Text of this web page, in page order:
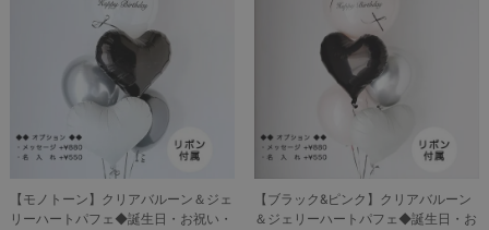
【モノトーン】クリアバルーン＆ジェ
リーハートパフェ◆誕生日・お祝い・
【ブラック&ピンク】クリアバルーン
＆ジェリーハートパフェ◆誕生日・お